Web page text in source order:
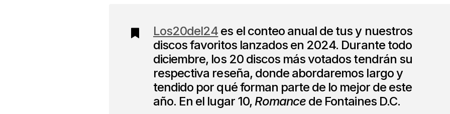
Los20del24 es el conteo anual de tus y nuestros
discos favoritos lanzados en 2024. Durante todo
diciembre, los 20 discos más votados tendrán su
respectiva reseña, donde abordaremos largo y
tendido por qué forman parte de lo mejor de este
año. En el lugar 10, Romance de Fontaines D.C.